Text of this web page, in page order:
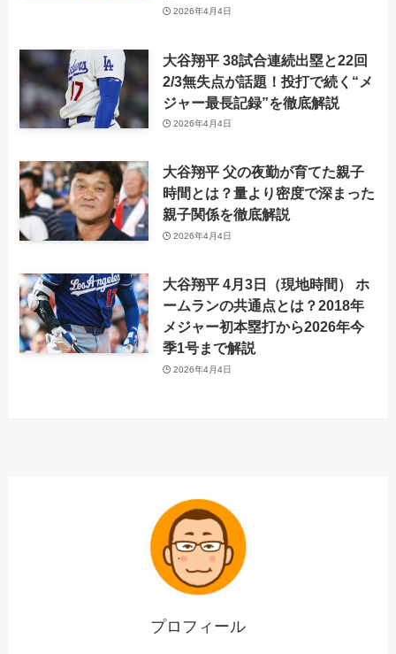
2026年4月4日
大谷翔平 38試合連続出塁と22回
2/3無失点が話題！投打で続く“メ
ジャー最長記録”を徹底解説
2026年4月4日
大谷翔平 父の夜勤が育てた親子
時間とは？量より密度で深まった
親子関係を徹底解説
2026年4月4日
大谷翔平 4月3日（現地時間） ホ
ームランの共通点とは？2018年
メジャー初本塁打から2026年今
季1号まで解説
2026年4月4日
プロフィール